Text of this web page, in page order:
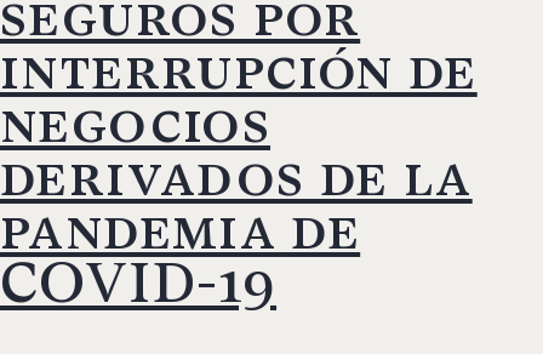
seguros por
interrupción de
negocios
derivados de la
pandemia de
COVID-19